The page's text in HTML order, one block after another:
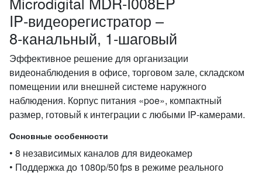
IP‑видеорегистратор –
8‑канальный, 1‑шаговый
Эффективное решение для организации
видеонаблюдения в офисе, торговом зале, складском
помещении или внешней системе наружного
наблюдения. Корпус питания «poe», компактный
размер, готовый к интеграции с любыми IP‑камерами.
Основные особенности
• 8 независимых каналов для видеокамер
• Поддержка до 1080p/50 fps в режиме реального